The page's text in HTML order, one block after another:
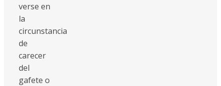
verse en
la
circunstancia
de
carecer
del
gafete o